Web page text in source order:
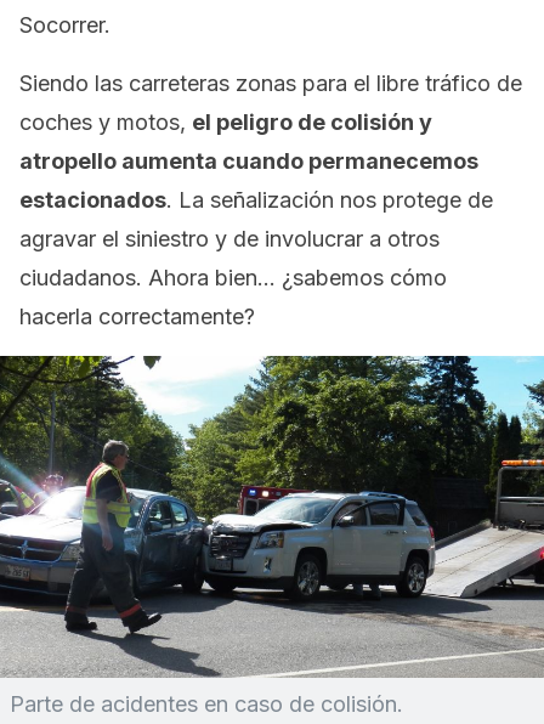
Socorrer.
Siendo las carreteras zonas para el libre tráfico de
coches y motos, el peligro de colisión y
atropello aumenta cuando permanecemos
estacionados. La señalización nos protege de
agravar el siniestro y de involucrar a otros
ciudadanos. Ahora bien… ¿sabemos cómo
hacerla correctamente?
Parte de acidentes en caso de colisión.